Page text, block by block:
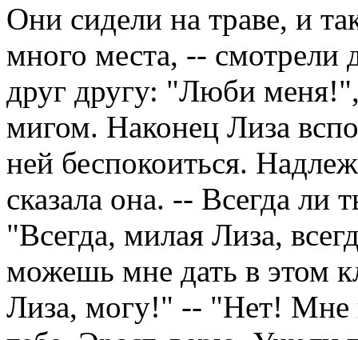
Они сидели на траве, и
много места, -- смотрели
друг другу: "Люби
мигом. Наконец Лиза
ней беспокоиться.
сказала она. -- Всегда
"Всегда, милая Лиза,
можешь мне дать в этом
Лиза, могу!" -- "Нет! Мне